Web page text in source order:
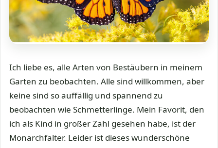
Ich liebe es, alle Arten von Bestäubern in meinem
Garten zu beobachten. Alle sind willkommen, aber
keine sind so auffällig und spannend zu
beobachten wie Schmetterlinge. Mein Favorit, den
ich als Kind in großer Zahl gesehen habe, ist der
Monarchfalter. Leider ist dieses wunderschöne